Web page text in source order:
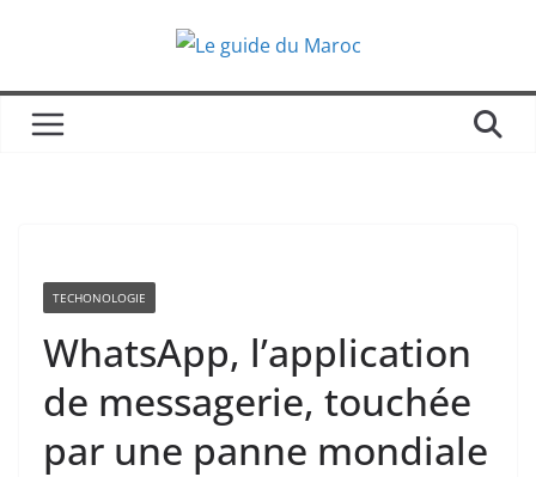
TECHONOLOGIE
WhatsApp, l’application
de messagerie, touchée
par une panne mondiale